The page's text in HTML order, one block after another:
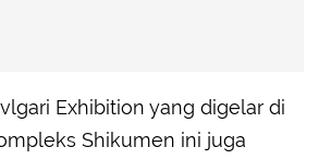
Exhibition yang digelar di
Shikumen ini juga